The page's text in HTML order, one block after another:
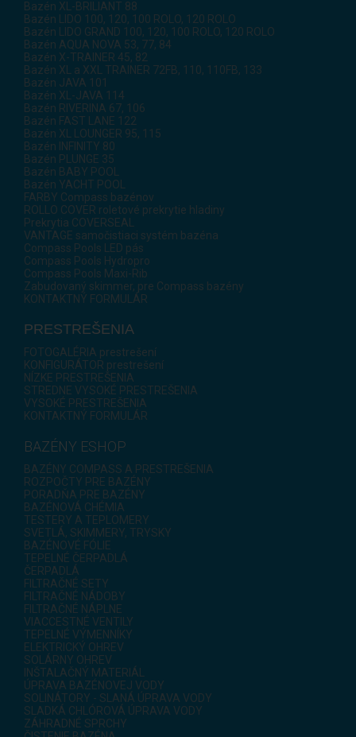
Bazén XL-BRILIANT 88
Bazén LIDO 100, 120, 100 ROLO, 120 ROLO
Bazén LIDO GRAND 100, 120, 100 ROLO, 120 ROLO
Bazén AQUA NOVA 53, 77, 84
Bazén X-TRAINER 45, 82
Bazén XL a XXL TRAINER 72FB, 110, 110FB, 133
Bazén JAVA 101
Bazén XL-JAVA 114
Bazén RIVERINA 67, 106
Bazén FAST LANE 122
Bazén XL LOUNGER 95, 115
Bazén INFINITY 80
Bazén PLUNGE 35
Bazén BABY POOL
Bazén YACHT POOL
FARBY Compass bazénov
ROLLO COVER roletové prekrytie hladiny
Prekrytia COVERSEAL
VANTAGE samočistiaci systém bazéna
Compass Pools LED pás
Compass Pools Hydropro
Compass Pools Maxi-Rib
Zabudovaný skimmer, pre Compass bazény
KONTAKTNÝ FORMULÁR
PRESTREŠENIA
FOTOGALÉRIA prestrešení
KONFIGURÁTOR prestrešení
NÍZKE PRESTREŠENIA
STREDNE VYSOKÉ PRESTREŠENIA
VYSOKÉ PRESTREŠENIA
KONTAKTNÝ FORMULÁR
BAZÉNY ESHOP
BAZÉNY COMPASS A PRESTREŠENIA
ROZPOČTY PRE BAZÉNY
PORADŇA PRE BAZÉNY
BAZÉNOVÁ CHÉMIA
TESTERY A TEPLOMERY
SVETLÁ, SKIMMERY, TRYSKY
BAZÉNOVÉ FÓLIE
TEPELNÉ ČERPADLÁ
ČERPADLÁ
FILTRAČNÉ SETY
FILTRAČNÉ NÁDOBY
FILTRAČNÉ NÁPLNE
VIACCESTNÉ VENTILY
TEPELNÉ VÝMENNÍKY
ELEKTRICKÝ OHREV
SOLÁRNY OHREV
INŠTALAČNÝ MATERIÁL
ÚPRAVA BAZÉNOVEJ VODY
SOLINÁTORY - SLANÁ ÚPRAVA VODY
SLADKÁ CHLÓROVÁ ÚPRAVA VODY
ZÁHRADNÉ SPRCHY